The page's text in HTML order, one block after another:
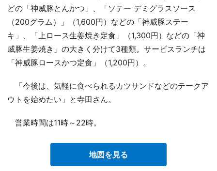
どの「神威豚とんかつ」、「ソテー デミグラスソース
（200グラム）」（1,600円）などの「神威豚ステー
キ」、「上ロース生姜焼き定食」（1,300円）などの「神
威豚生姜焼き」の大きく分けて3種類。サービスランチは
「神威豚ロースかつ定食」（1,200円）。
「今後は、気軽に食べられるカツサンドなどのテークア
ウトを始めたい」と寺田さん。
営業時間は11時～22時。
地図を見る